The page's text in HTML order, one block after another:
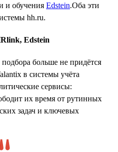
и обучения Edstein.Оба эти
hh.ru.
Edstein
больше не придётся
в системы учёта
сервисы:
их время от рутинных
задач и ключевых